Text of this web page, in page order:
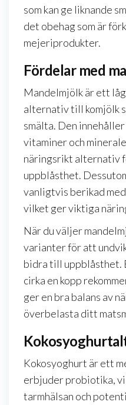
som kan ge liknande
det obehag som är
mejeriprodukter.
Fördelar med
Mandelmjölk är ett
alternativ till komjölk
smälta. Den
vitaminer och
näringsrikt alternativ
uppblåsthet.
vanligtvis berikad
vilket ger viktiga
När du väljer
varianter för att
bidra till uppblåsthet.
cirka en kopp
ger en bra balans av
överbelasta ditt
Kokosyoghurt är ett
erbjuder probiotika,
tarmhälsan och